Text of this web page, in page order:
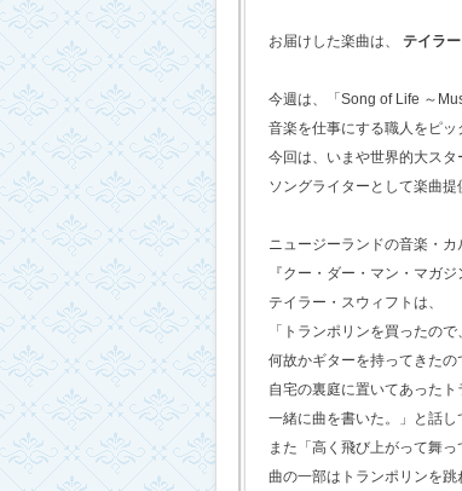
お届けした楽曲は、 テイラ
今週は、「Song of Life ～
音楽を仕事にする職人をピッ
今回は、いまや世界的大ス
ソングライターとして楽曲提
ニュージーランドの音楽・カ
『クー・ダー・マン・マガ
テイラー・スウィフトは、
「トランポリンを買ったの
何故かギターを持ってきたの
自宅の裏庭に置いてあった
一緒に曲を書いた。」と話し
また「高く飛び上がって舞っ
曲の一部はトランポリンを跳